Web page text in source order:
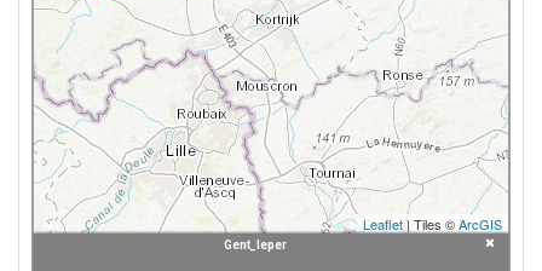
Leaflet | Tiles ©ArcGIS
Gent_Ieper